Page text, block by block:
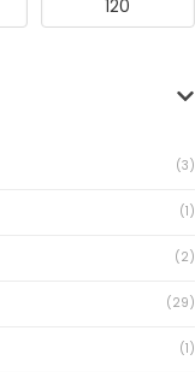
(3)
(1)
(2)
(29)
(1)